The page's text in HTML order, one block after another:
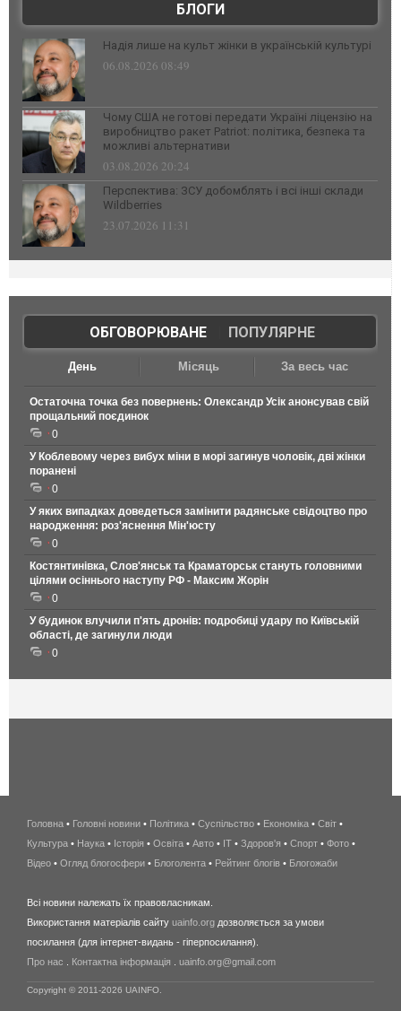
БЛОГИ
Надія лише на культ жінки в українській культурі
06.08.2026 08:49
Чому США не готові передати Україні ліцензію на
виробництво ракет Patriot: політика, безпека та
можливі альтернативи
03.08.2026 20:24
Перспектива: ЗСУ добомблять і всі інші склади
Wildberries
23.07.2026 11:31
ОБГОВОРЮВАНЕ| ПОПУЛЯРНЕ
День Місяць За весь час
Остаточна точка без повернень: Олександр Усік анонсував свій
прощальний поєдинок
0
У Коблевому через вибух міни в морі загинув чоловік, дві жінки
поранені
0
У яких випадках доведеться замінити радянське свідоцтво про
народження: роз'яснення Мін'юсту
0
Костянтинівка, Слов'янськ та Краматорськ стануть головними
цілями осіннього наступу РФ - Максим Жорін
0
У будинок влучили п'ять дронів: подробиці удару по Київській
області, де загинули люди
0
беспроводной
интернет
киев
wimax
в
Головна • Головні новини • Політика • Суспільство • Економіка • Світ •
Культура • Наука • Історія • Освіта • Авто • IT • Здоров'я • Спорт • Фото •
Відео • Огляд блогосфери • Блоголента • Рейтинг блогів • Блогожаби
Всі новини належать їх правовласникам.
Використання матеріалів сайту uainfo.org дозволяється за умови
посилання (для інтернет-видань - гіперпосилання).
Про нас
Контактна інформація uainfo.org@gmail.com
Copyright © 2011-2026 UAINFO.